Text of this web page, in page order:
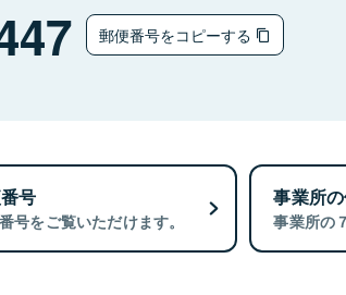
郵便番号をコピーする
号
号をご覧いただけます。
事業所
事業所の